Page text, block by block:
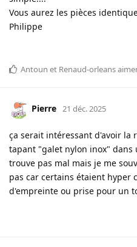
Vous aurez les pièces
Philippe
Antoun et Renaud-orleans
Pierre 21 déc. 2025
ça serait intéressant d'avoir la
tapant "galet nylon inox" dans
trouve pas mal mais je me
pas car certains étaient hyper
d'empreinte ou prise pour un